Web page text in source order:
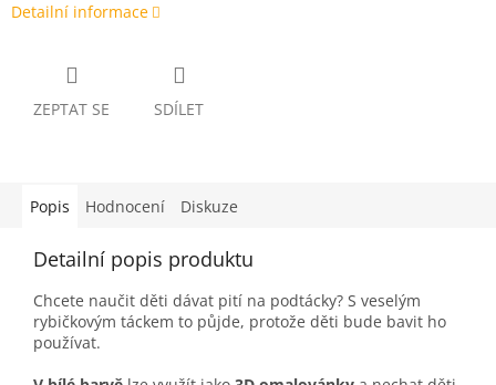
Detailní informace
ZEPTAT SE SDÍLET
Popis Hodnocení Diskuze
Detailní popis produktu
Chcete naučit děti dávat pití na podtácky? S veselým
rybičkovým táckem to půjde, protože děti bude bavit ho
používat.